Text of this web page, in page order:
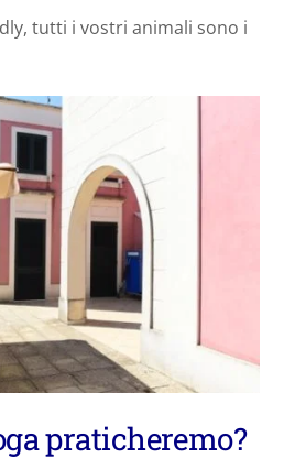
tutti i vostri animali sono i
praticheremo?